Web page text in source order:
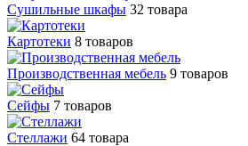
Cушильные шкафы 32 товара
Картотеки 8 товаров
Производственная мебель 9 товаров
Сейфы 7 товаров
Стеллажи 64 товара